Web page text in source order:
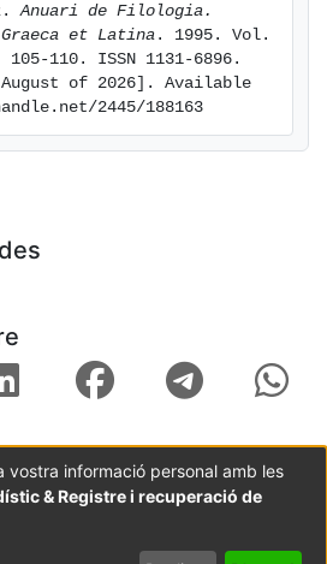
Anuari de Filologia.
et Latina . 1995. Vol.
110. ISSN 1131-6896.
of 2026]. Available
2445/188163
vostra informació personal amb les
& Registre i recuperació de